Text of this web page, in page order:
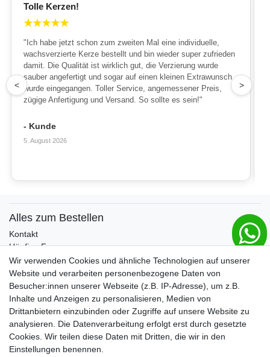
Tolle Kerzen!
★★★★★
"Ich habe jetzt schon zum zweiten Mal eine individuelle,
wachsverzierte Kerze bestellt und bin wieder super zufrieden
damit. Die Qualität ist wirklich gut, die Verzierung wurde
sauber angefertigt und sogar auf einen kleinen Extrawunsch
wurde eingegangen. Toller Service, angemessener Preis,
zügige Anfertigung und Versand. So sollte es sein!"
- Kunde
5. August 2026
< >
Alles zum Bestellen
Kontakt
Häufige Fragen
Zahlungsmöglichkeiten
Versandbedingungen
Widerrufsrecht
Vertrag widerrufen
Über uns und unsere Kerzen
Wir verwenden Cookies und ähnliche Technologien auf unserer
Website und verarbeiten personenbezogene Daten von
Besucher:innen unserer Webseite (z.B. IP-Adresse), um z.B.
Inhalte und Anzeigen zu personalisieren, Medien von
Drittanbietern einzubinden oder Zugriffe auf unsere Website zu
analysieren. Die Datenverarbeitung erfolgt erst durch gesetzte
Cookies. Wir teilen diese Daten mit Dritten, die wir in den
Einstellungen benennen.